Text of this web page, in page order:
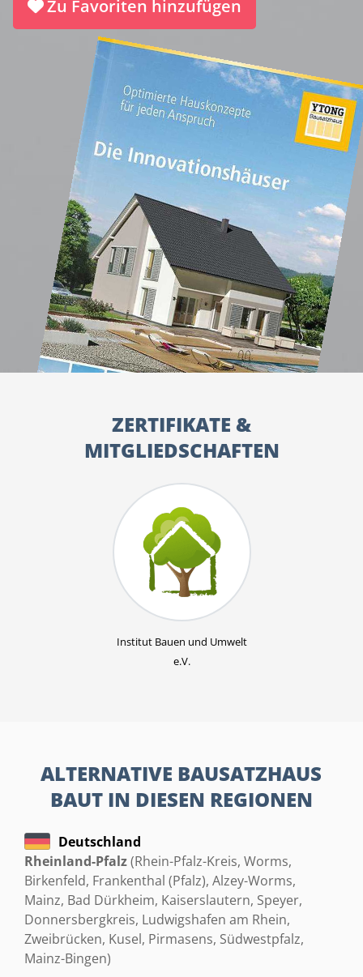
Zu Favoriten hinzufügen
ZERTIFIKATE &
MITGLIEDSCHAFTEN
Institut Bauen und Umwelt
e.V.
ALTERNATIVE BAUSATZHAUS
BAUT IN DIESEN REGIONEN
Deutschland
Rheinland-Pfalz(Rhein-Pfalz-Kreis, Worms,
Birkenfeld, Frankenthal (Pfalz), Alzey-Worms,
Mainz, Bad Dürkheim, Kaiserslautern, Speyer,
Donnersbergkreis, Ludwigshafen am Rhein,
Zweibrücken, Kusel, Pirmasens, Südwestpfalz,
Mainz-Bingen)